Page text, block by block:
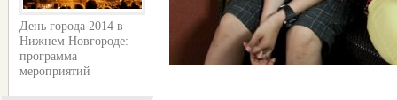
День города 2014 в
Нижнем Новгороде:
программа
мероприятий